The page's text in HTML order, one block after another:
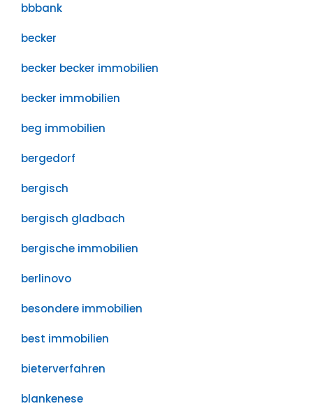
bbbank
becker
becker becker immobilien
becker immobilien
beg immobilien
bergedorf
bergisch
bergisch gladbach
bergische immobilien
berlinovo
besondere immobilien
best immobilien
bieterverfahren
blankenese